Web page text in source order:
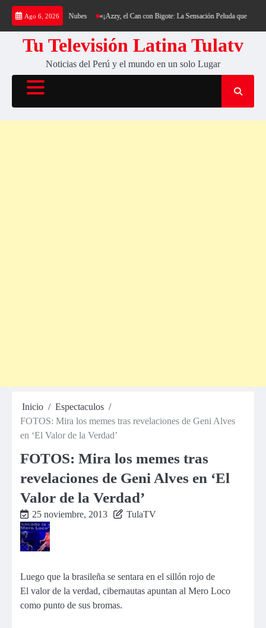
Saltar
contenido
Ago 6, 2026
y su Colchón de Nubes «¡Azzy, el Can con Bigote: La Sensación Peluda que Está
Tu Televisión Latina Tulatv
Noticias del Perú y el mundo en un solo Lugar
Inicio
Espectaculos
FOTOS: Mira los memes tras revelaciones de Geni Alves
en ‘El Valor de la Verdad’
FOTOS: Mira los memes tras
revelaciones de Geni Alves en ‘El
Valor de la Verdad’
25 noviembre, 2013 TulaTV
Luego que la brasileña se sentara en el sillón rojo de
El valor de la verdad, cibernautas apuntan al Mero Loco
como punto de sus bromas.